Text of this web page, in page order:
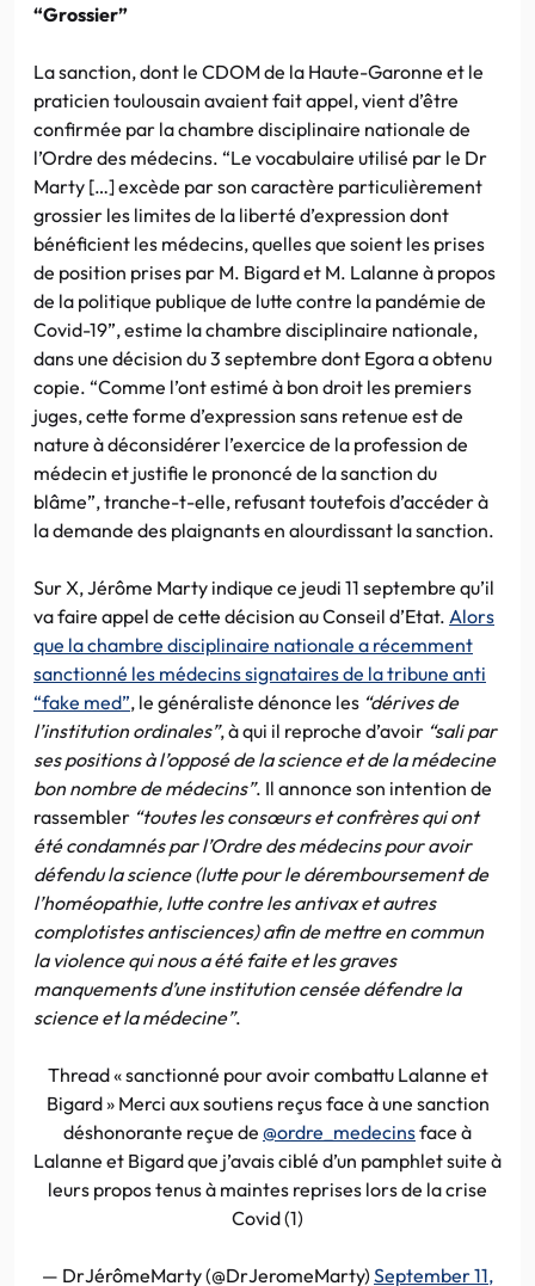
“Grossier”
La sanction, dont le CDOM de la Haute-Garonne et le
praticien toulousain avaient fait appel, vient d’être
confirmée par la chambre disciplinaire nationale de
l’Ordre des médecins. “Le vocabulaire utilisé par le Dr
Marty […] excède par son caractère particulièrement
grossier les limites de la liberté d’expression dont
bénéficient les médecins, quelles que soient les prises
de position prises par M. Bigard et M. Lalanne à propos
de la politique publique de lutte contre la pandémie de
Covid-19”, estime la chambre disciplinaire nationale,
dans une décision du 3 septembre dont Egora a obtenu
copie. “Comme l’ont estimé à bon droit les premiers
juges, cette forme d’expression sans retenue est de
nature à déconsidérer l’exercice de la profession de
médecin et justifie le prononcé de la sanction du
blâme”, tranche-t-elle, refusant toutefois d’accéder à
la demande des plaignants en alourdissant la sanction.
Sur X, Jérôme Marty indique ce jeudi 11 septembre qu’il
va faire appel de cette décision au Conseil d’Etat. Alors
que la chambre disciplinaire nationale a récemment
sanctionné les médecins signataires de la tribune anti
“fake med”, le généraliste dénonce les “dérives de
l’institution ordinales”, à qui il reproche d’avoir “sali par
ses positions à l’opposé de la science et de la médecine
bon nombre de médecins”. Il annonce son intention de
rassembler “toutes les consœurs et confrères qui ont
été condamnés par l’Ordre des médecins pour avoir
défendu la science (lutte pour le déremboursement de
l’homéopathie, lutte contre les antivax et autres
complotistes antisciences) afin de mettre en commun
la violence qui nous a été faite et les graves
manquements d’une institution censée défendre la
science et la médecine”.
Thread « sanctionné pour avoir combattu Lalanne et
Bigard » Merci aux soutiens reçus face à une sanction
déshonorante reçue de @ordre_medecinsface à
Lalanne et Bigard que j’avais ciblé d’un pamphlet suite à
leurs propos tenus à maintes reprises lors de la crise
Covid (1)
— DrJérômeMarty (@DrJeromeMarty) September 11,